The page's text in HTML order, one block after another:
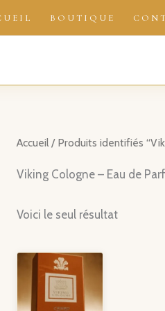
BOUTIQUE
Accueil/ Produits identifiés
Viking Cologne – Eau de
Voici le seul résultat